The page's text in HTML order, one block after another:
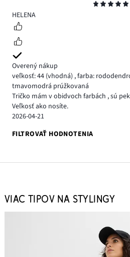
5
HELENA
Overený nákup
veľkosť: 44 (vhodná) ,farba:
tmavomodrá prúžkovaná
Tričko mám v obidvoch farbách , sú
Veľkosť ako nosíte.
2026-04-21
FILTROVAŤ HODNOTENIA
VIAC TIPOV NA STYLINGY